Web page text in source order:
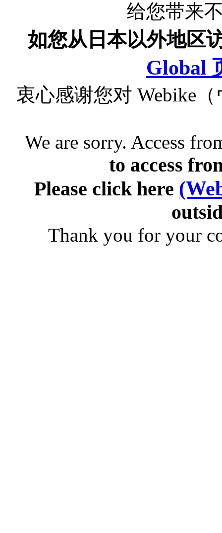
给您带来
如您从日本以外地区
Global
衷心感谢您对 Webike
We are sorry. Access
to access
Please click here
Thank you for your